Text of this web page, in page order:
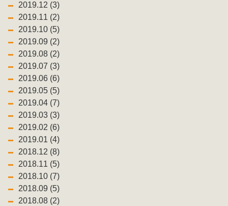
2019.12 (3)
2019.11 (2)
2019.10 (5)
2019.09 (2)
2019.08 (2)
2019.07 (3)
2019.06 (6)
2019.05 (5)
2019.04 (7)
2019.03 (3)
2019.02 (6)
2019.01 (4)
2018.12 (8)
2018.11 (5)
2018.10 (7)
2018.09 (5)
2018.08 (2)